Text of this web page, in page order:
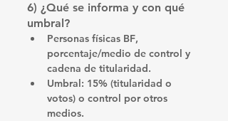
6) ¿Qué se informa y con qué
umbral?
Personas físicas BF,
porcentaje/medio de control y
cadena de titularidad.
Umbral: 15% (titularidad o
votos) o control por otros
medios.